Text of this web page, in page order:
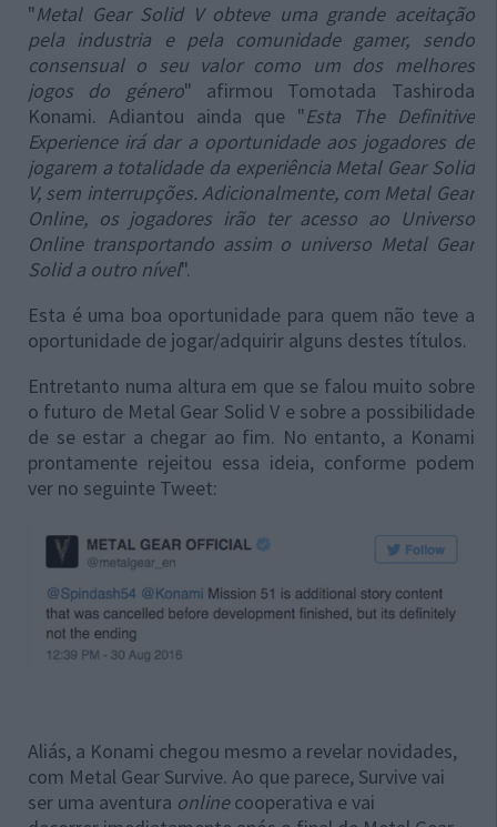
"Metal Gear Solid V obteve uma grande aceitação
pela industria e pela comunidade gamer, sendo
consensual o seu valor como um dos melhores
jogos do género" afirmou Tomotada Tashiroda
Konami. Adiantou ainda que "Esta The Definitive
Experience irá dar a oportunidade aos jogadores de
jogarem a totalidade da experiência Metal Gear Solid
V, sem interrupções. Adicionalmente, com Metal Gear
Online, os jogadores irão ter acesso ao Universo
Online transportando assim o universo Metal Gear
Solid a outro nível".
Esta é uma boa oportunidade para quem não teve a
oportunidade de jogar/adquirir alguns destes títulos.
Entretanto numa altura em que se falou muito sobre
o futuro de Metal Gear Solid V e sobre a possibilidade
de se estar a chegar ao fim. No entanto, a Konami
prontamente rejeitou essa ideia, conforme podem
ver no seguinte Tweet:
Aliás, a Konami chegou mesmo a revelar novidades,
com Metal Gear Survive. Ao que parece, Survive vai
ser uma aventura onlinecooperativa e vai